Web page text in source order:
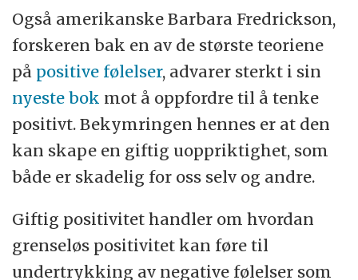
Også amerikanske Barbara Fredrickson,
forskeren bak en av de største teoriene
på positive følelser, advarer sterkt i sin
nyeste bok mot å oppfordre til å tenke
positivt. Bekymringen hennes er at den
kan skape en giftig uoppriktighet, som
både er skadelig for oss selv og andre.
Giftig positivitet handler om hvordan
grenseløs positivitet kan føre til
undertrykking av negative følelser som